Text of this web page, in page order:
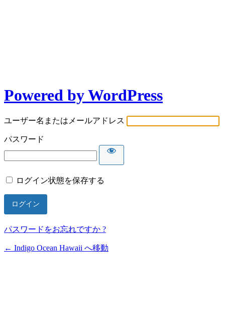
Powered by WordPress
ユーザー名またはメールアドレス
パスワード
ログイン状態を保存する
パスワードをお忘れですか ?
← Indigo Ocean Hawaii へ移動